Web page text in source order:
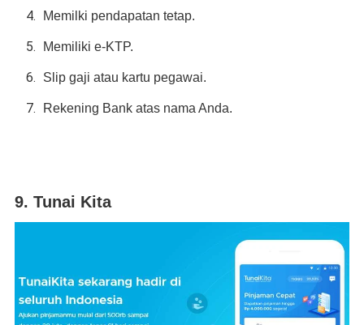
Memilki pendapatan tetap.
Memiliki e-KTP.
Slip gaji atau kartu pegawai.
Rekening Bank atas nama Anda.
9. Tunai Kita